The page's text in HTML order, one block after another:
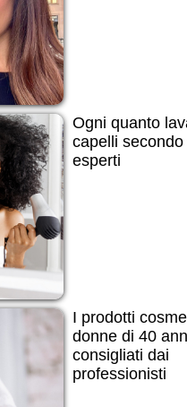
Ogni quanto
capelli secondo
esperti
I prodotti
donne di 40
consigliati dai
professionisti